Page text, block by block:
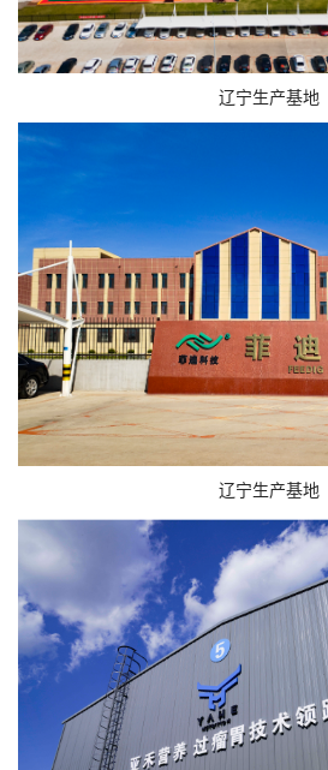
辽宁生产基地
辽宁生产基地